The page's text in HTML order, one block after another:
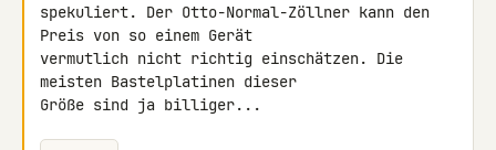
spekuliert. Der Otto-Normal-Zöllner kann den
Preis von so einem Gerät
vermutlich nicht richtig einschätzen. Die
meisten Bastelplatinen dieser
Größe sind ja billiger...